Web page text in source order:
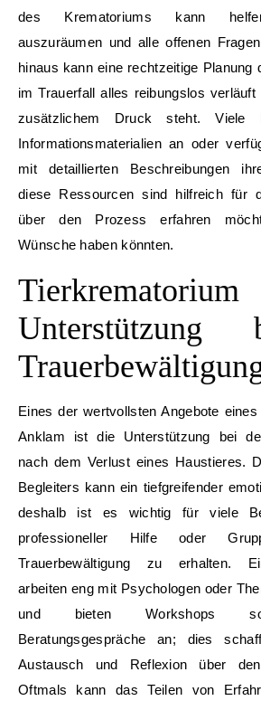
des Krematoriums kann
auszuräumen und alle offenen
hinaus kann eine rechtzeitige Planung
im Trauerfall alles reibungslos
zusätzlichem Druck steht. Viele
Informationsmaterialien an oder
mit detaillierten Beschreibungen
diese Ressourcen sind hilfreich für
über den Prozess erfahren
Wünsche haben könnten.
Eines der wertvollsten Angebote
Anklam ist die Unterstützung bei
nach dem Verlust eines Haustieres.
Begleiters kann ein tiefgreifender
deshalb ist es wichtig für viele
professioneller Hilfe oder
Trauerbewältigung zu erhalten.
arbeiten eng mit Psychologen oder
und bieten Workshops
Beratungsgespräche an; dies
Austausch und Reflexion über
Oftmals kann das Teilen von